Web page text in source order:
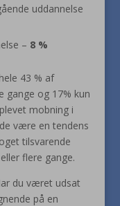
uddannelse
– 8 %
43 % af
gange og 17% kun
mobning i
være en tendens
tilsvarende
flere gange.
du været udsat
på en